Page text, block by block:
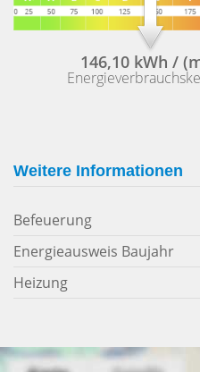
146,10 kWh /
Weitere Informationen
Befeuerung
Energieausweis Baujahr
Heizung